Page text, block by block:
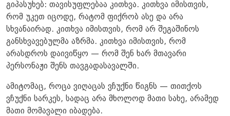
გიპასუხებ: თავისუფლებაა კითხვა. კითხვა იმისთვის,
რომ უკეთ იცოდე, რატომ ფიქრობ ასე და არა
სხვანაირად. კითხვა იმისთვის, რომ არ შეგაშინოს
განსხვავებულმა აზრმა. კითხვა იმისთვის, რომ
არასდროს დაივიწყო — რომ შენ ხარ მთავარი
პერსონაჟი შენს თავგადასავალში.
ამიტომაც, როცა ვიღაცას ვჩუქნი წიგნს — თითქოს
ვჩუქნი სარკეს, სადაც არა მხოლოდ მათი სახე, არამედ
მათი მომავალი იბადება.